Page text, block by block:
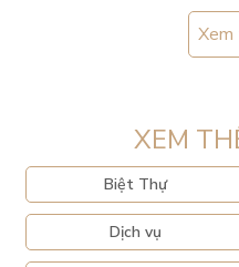
Xem
XEM
Biệt Thự
Dịch vụ